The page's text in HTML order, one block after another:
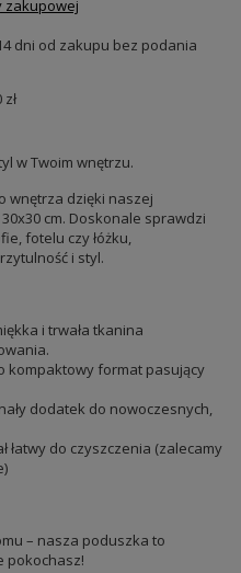
zakupowej
dni od zakupu bez podania
w Twoim wnętrzu.
wnętrza dzięki naszej
cm. Doskonale sprawdzi
fotelu czy łóżku,
i styl.
i trwała tkanina
kompaktowy format pasujący
dodatek do nowoczesnych,
łatwy do czyszczenia (zalecamy
– nasza poduszka to
pokochasz!